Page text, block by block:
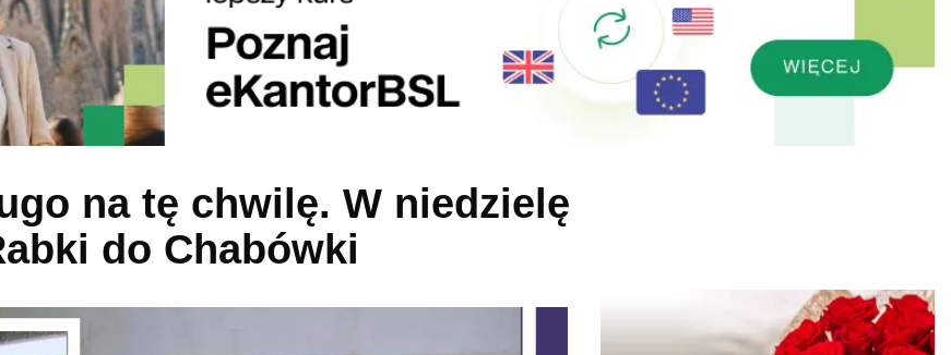
na tę chwilę. W niedzielę
do Chabówki